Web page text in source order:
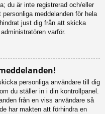
du är inte registrerad och/eller
meddelanden för hela
just dig från att skicka
varför.
personliga användare till dig
du ställer in i din kontrollpanel.
från en viss användare så
har makten att förhindra en